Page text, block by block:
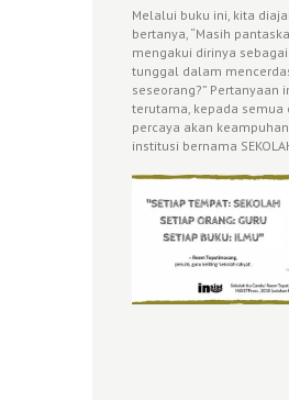
Melalui buku ini, kita
bertanya, “Masih
mengakui dirinya
tunggal dalam
seseorang?” Pertanyaan
terutama, kepada semua
percaya akan
institusi bernama